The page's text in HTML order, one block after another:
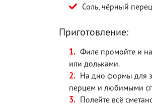
Соль, чёрный
Приготовление:
Филе промойте и
или дольками.
На дно формы для
перцем и любимыми
Полейте всё